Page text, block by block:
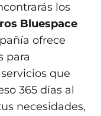
los
Bluespace
ofrece
para
que
365 días al
necesidades,